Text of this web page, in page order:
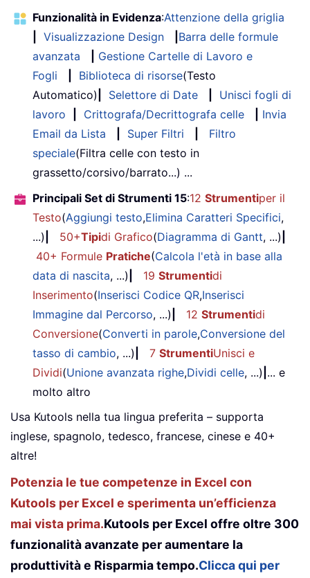
Funzionalità in Evidenza:Attenzione della griglia
Visualizzazione Design
Barra delle formule
avanzata
Gestione Cartelle di Lavoro e
Fogli
Biblioteca di risorse(Testo
Automatico)
Selettore di Date
Unisci fogli di
lavoro
Crittografa/Decrittografa celle
Invia
Email da Lista
Super Filtri
Filtro
speciale(Filtra celle con testo in
grassetto/corsivo/barrato...) ...
Principali Set di Strumenti 15:12 Strumentiper il
Testo(Aggiungi testo,Elimina Caratteri Specifici,
...)
50+Tipidi Grafico(Diagramma di Gantt, ...)
40+ Formule Pratiche(Calcola l'età in base alla
data di nascita, ...) 19 Strumentidi
Inserimento(Inserisci Codice QR,Inserisci
Immagine dal Percorso, ...) 12 Strumentidi
Conversione(Converti in parole,Conversione del
tasso di cambio, ...) 7 StrumentiUnisci e
Dividi(Unione avanzata righe,Dividi celle, ...) ... e
molto altro
Usa Kutools nella tua lingua preferita – supporta
inglese, spagnolo, tedesco, francese, cinese e 40+
altre!
Potenzia le tue competenze in Excel con
Kutools per Excel e sperimenta un’efficienza
mai vista prima.Kutools per Excel offre oltre 300
funzionalità avanzate per aumentare la
produttività e Risparmia tempo.Clicca qui per